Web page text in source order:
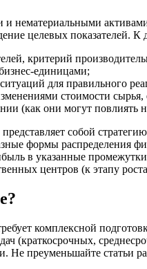
нематериальными
целевых показателей.
критерий
единицами;
для правильного
стоимости
(как они могут повлиять
собой
формы распределения
в указанные
центров (к этапу
комплексной
(краткосрочных,
преуменьшайте статьи